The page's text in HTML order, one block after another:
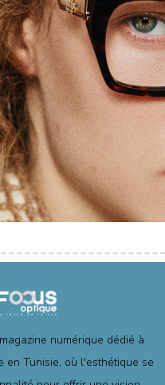
numérique dédié à
en Tunisie, où l'esthétique se